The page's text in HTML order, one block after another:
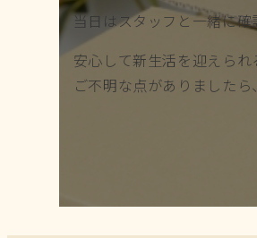
当日はスタッフと一緒に確
安心して新生活を迎えられ
ご不明な点がありましたら